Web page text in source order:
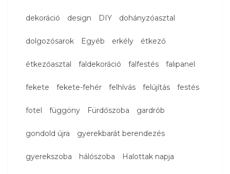
dekoráció design DIY dohányzóasztal
dolgozósarok Egyéb erkély étkező
étkezőasztal faldekoráció falfestés falipanel
fekete fekete-fehér felhívás felújítás festés
fotel függöny Fürdőszoba gardrób
gondold újra gyerekbarát berendezés
gyerekszoba hálószoba Halottak napja